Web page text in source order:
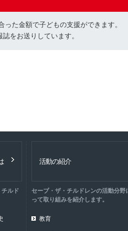
った金額で子どもの支援ができます。
をお送りしています。
ルド
活動の紹介
セーブ・ザ・チルドレンの活動分野
って取り組みを紹介します。
教育